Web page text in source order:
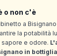
o non c'è
a Bisignano
la potabilità
sapore e odore.
in